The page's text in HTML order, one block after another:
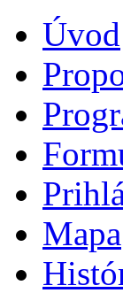
Úvod
Mapa